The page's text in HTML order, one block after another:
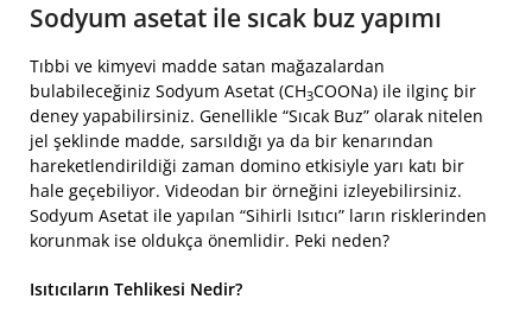
Sodyum asetat ile sıcak buz yapımı
Tıbbi ve kimyevi madde satan mağazalardan
bulabileceğiniz Sodyum Asetat (CH3COONa) ile ilginç bir
deney yapabilirsiniz. Genellikle “Sıcak Buz” olarak nitelen
jel şeklinde madde, sarsıldığı ya da bir kenarından
hareketlendirildiği zaman domino etkisiyle yarı katı bir
hale geçebiliyor. Videodan bir örneğini izleyebilirsiniz.
Sodyum Asetat ile yapılan “Sihirli Isıtıcı” ların risklerinden
korunmak ise oldukça önemlidir. Peki neden?
Isıtıcıların Tehlikesi Nedir?